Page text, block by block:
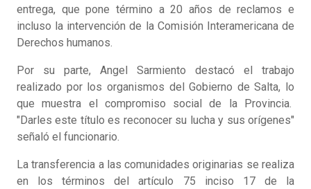
entrega, que pone término a 20 años de reclamos e
incluso la intervención de la Comisión Interamericana de
Derechos humanos.
Por su parte, Angel Sarmiento destacó el trabajo
realizado por los organismos del Gobierno de Salta, lo
que muestra el compromiso social de la Provincia.
"Darles este título es reconocer su lucha y sus orígenes"
señaló el funcionario.
La transferencia a las comunidades originarias se realiza
en los términos del artículo 75 inciso 17 de la